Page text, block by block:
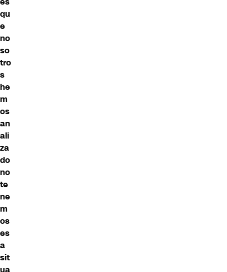
qu
e
no
so
tro
s
he
m
os
an
ali
za
do
no
te
ne
m
os
es
a
sit
ua